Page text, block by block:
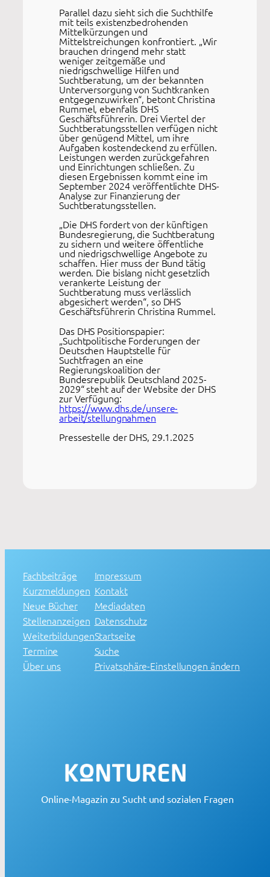
Parallel dazu sieht sich die Suchthilfe
mit teils existenzbedrohenden
Mittelkürzungen und
Mittelstreichungen konfrontiert. „Wir
brauchen dringend mehr statt
weniger zeitgemäße und
niedrigschwellige Hilfen und
Suchtberatung, um der bekannten
Unterversorgung von Suchtkranken
entgegenzuwirken“, betont Christina
Rummel, ebenfalls DHS
Geschäftsführerin. Drei Viertel der
Suchtberatungsstellen verfügen nicht
über genügend Mittel, um ihre
Aufgaben kostendeckend zu erfüllen.
Leistungen werden zurückgefahren
und Einrichtungen schließen. Zu
diesen Ergebnissen kommt eine im
September 2024 veröffentlichte DHS-
Analyse zur Finanzierung der
Suchtberatungsstellen.
„Die DHS fordert von der künftigen
Bundesregierung, die Suchtberatung
zu sichern und weitere öffentliche
und niedrigschwellige Angebote zu
schaffen. Hier muss der Bund tätig
werden. Die bislang nicht gesetzlich
verankerte Leistung der
Suchtberatung muss verlässlich
abgesichert werden“, so DHS
Geschäftsführerin Christina Rummel.
Das DHS Positionspapier:
„Suchtpolitische Forderungen der
Deutschen Hauptstelle für
Suchtfragen an eine
Regierungskoalition der
Bundesrepublik Deutschland 2025-
2029“ steht auf der Website der DHS
zur Verfügung:
https://www.dhs.de/unsere-
arbeit/stellungnahmen
Pressestelle der DHS, 29.1.2025
Fachbeiträge
Kurzmeldungen
Neue Bücher
Stellenanzeigen
Weiterbildungen
Termine
Über uns
Impressum
Kontakt
Mediadaten
Datenschutz
Startseite
Suche
Privatsphäre-Einstellungen ändern
Online-Magazin zu Sucht und sozialen Fragen